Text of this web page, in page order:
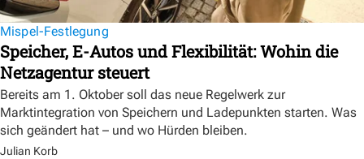
Mispel-Festlegung
Speicher, E-Autos und Flexibilität: Wohin die
Netzagentur steuert
Bereits am 1. Oktober soll das neue Regelwerk zur
Marktintegration von Speichern und Ladepunkten starten. Was
sich geändert hat – und wo Hürden bleiben.
Julian Korb